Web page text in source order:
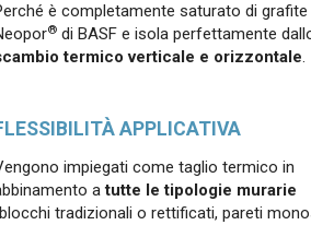
è completamente saturato di grafite
®di BASF e isola perfettamente
termico verticale e orizzontale.
APPLICATIVA
impiegati come taglio termico in
atutte le tipologie murarie
tradizionali o rettificati, pareti